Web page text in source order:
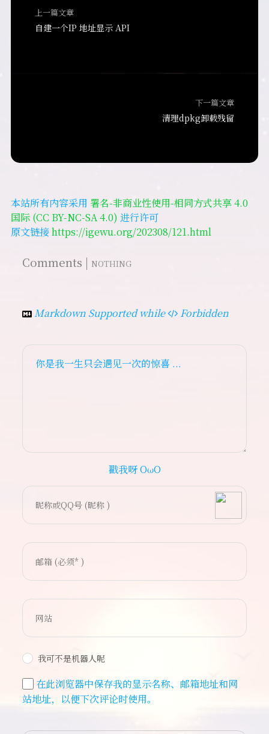
上一篇文章
自建一个IP 地址显示 API
下一篇文章
清理dpkg卸载残留
本站所有内容采用 署名-非商业性使用-相同方式共享 4.0
国际 (CC BY-NC-SA 4.0) 进行许可
原文链接https://igewu.org/202308/121.html
Comments | NOTHING
Markdown Supported while Forbidden
你是我一生只会遇见一次的惊喜 ...
戳我呀 OωO
bilibili~
(=・ω・=) Tieba
我可不是机器人呢
在此浏览器中保存我的显示名称、邮箱地址和网
站地址，以便下次评论时使用。